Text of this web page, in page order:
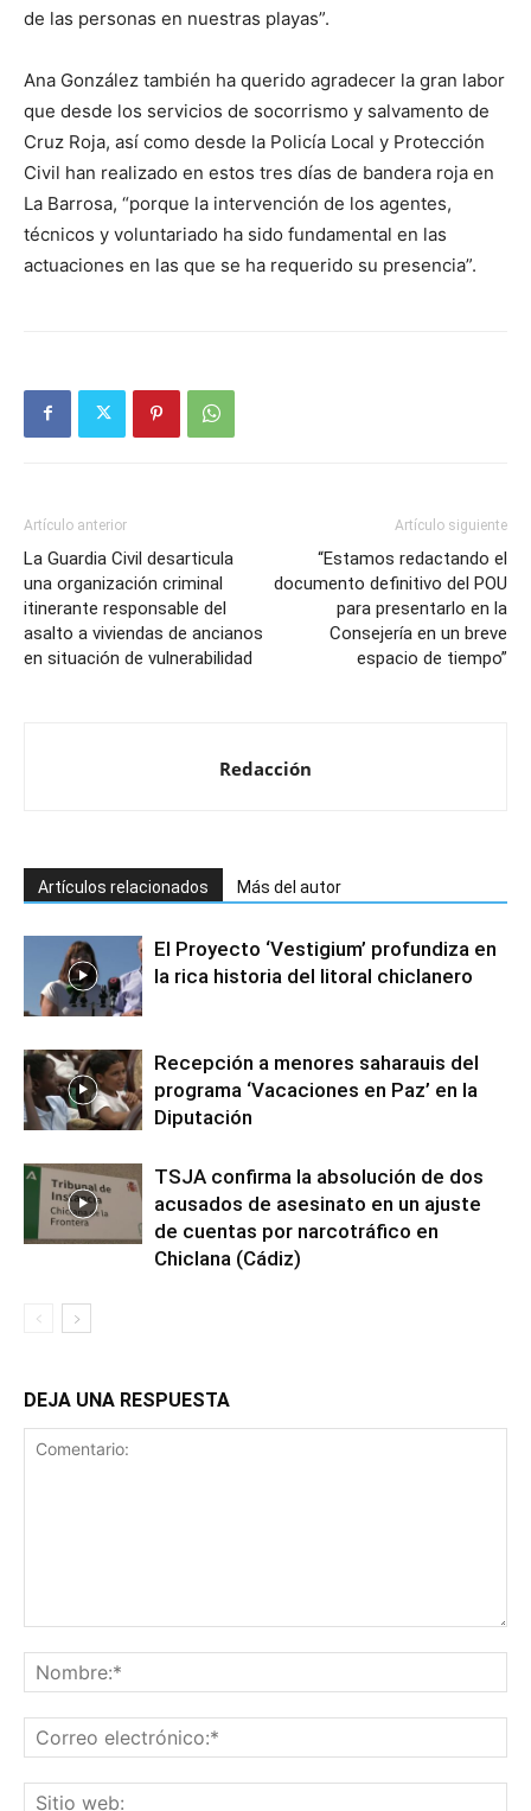
de las personas en nuestras playas”.
Ana González también ha querido agradecer la gran labor
que desde los servicios de socorrismo y salvamento de
Cruz Roja, así como desde la Policía Local y Protección
Civil han realizado en estos tres días de bandera roja en
La Barrosa, “porque la intervención de los agentes,
técnicos y voluntariado ha sido fundamental en las
actuaciones en las que se ha requerido su presencia”.
Artículo anterior
La Guardia Civil desarticula
una organización criminal
itinerante responsable del
asalto a viviendas de ancianos
en situación de vulnerabilidad
Artículo siguiente
“Estamos redactando el
documento definitivo del POU
para presentarlo en la
Consejería en un breve
espacio de tiempo”
Redacción
Artículos relacionados Más del autor
El Proyecto ‘Vestigium’ profundiza en
la rica historia del litoral chiclanero
Recepción a menores saharauis del
programa ‘Vacaciones en Paz’ en la
Diputación
TSJA confirma la absolución de dos
acusados de asesinato en un ajuste
de cuentas por narcotráfico en
Chiclana (Cádiz)
DEJA UNA RESPUESTA